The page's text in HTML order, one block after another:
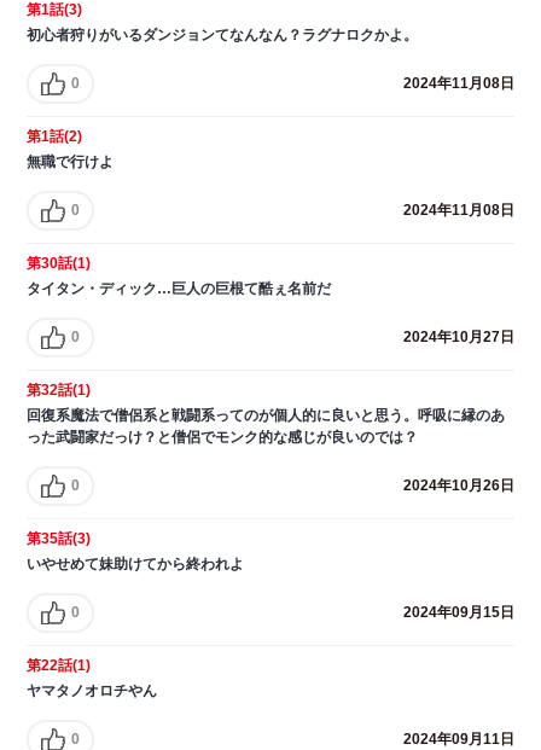
第1話(3)
初心者狩りがいるダンジョンてなんなん？ラグナロクかよ。
0 2024年11月08日
第1話(2)
無職で行けよ
0 2024年11月08日
第30話(1)
タイタン・ディック…巨人の巨根て酷ぇ名前だ
0 2024年10月27日
第32話(1)
回復系魔法で僧侶系と戦闘系ってのが個人的に良いと思う。呼吸に縁のあ
った武闘家だっけ？と僧侶でモンク的な感じが良いのでは？
0 2024年10月26日
第35話(3)
いやせめて妹助けてから終われよ
0 2024年09月15日
第22話(1)
ヤマタノオロチやん
0 2024年09月11日